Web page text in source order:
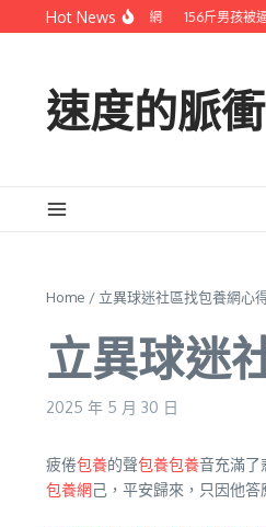
Skip to content
Hot News
網站比擬開新局_中國網 156斤男孩被
速度的脈衝
Home / 立異球迷社區找包養網心
立異球迷
2025 年 5 月 30 日
疲倦包養的聲包養包養音充滿了
包養網己，平安歸來，只因他答